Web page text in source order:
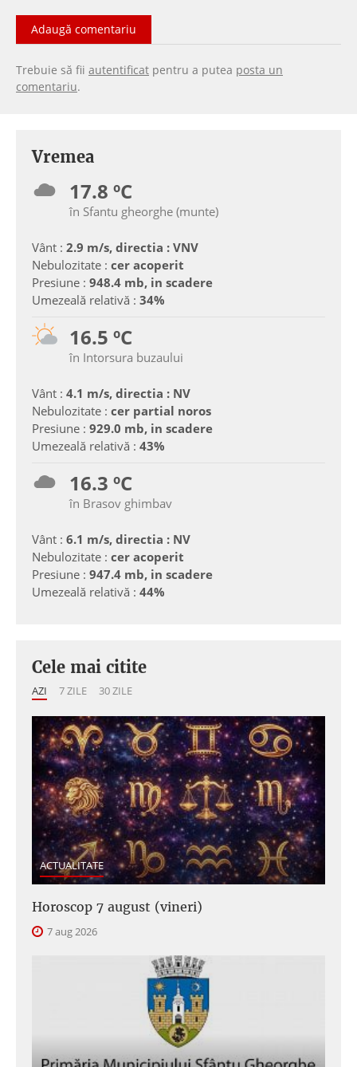
Adaugă comentariu
Trebuie să fii autentificat pentru a putea posta un
comentariu.
Vremea
17.8 ºC
în Sfantu gheorghe (munte)
Vânt : 2.9 m/s, directia : VNV
Nebulozitate : cer acoperit
Presiune : 948.4 mb, in scadere
Umezeală relativă : 34%
16.5 ºC
în Intorsura buzaului
Vânt : 4.1 m/s, directia : NV
Nebulozitate : cer partial noros
Presiune : 929.0 mb, in scadere
Umezeală relativă : 43%
16.3 ºC
în Brasov ghimbav
Vânt : 6.1 m/s, directia : NV
Nebulozitate : cer acoperit
Presiune : 947.4 mb, in scadere
Umezeală relativă : 44%
Cele mai citite
AZI 7 ZILE 30 ZILE
ACTUALITATE
Horoscop 7 august (vineri)
7 aug 2026